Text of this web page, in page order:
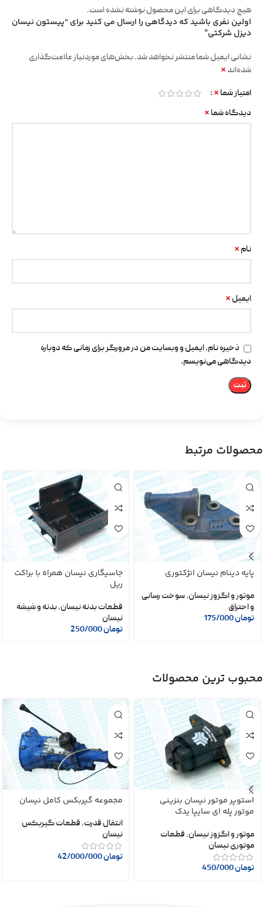
هیچ دیدگاهی برای این محصول نوشته نشده است.
اولین نفری باشید که دیدگاهی را ارسال می کنید برای “پیستون نیسان
دیزل شرکتی”
نشانی ایمیل شما منتشر نخواهد شد.بخش‌های موردنیاز علامت‌گذاری
شده‌اند *
امتیاز شما *
دیدگاه شما *
نام *
ایمیل *
ذخیره نام، ایمیل و وبسایت من در مرورگر برای زمانی که دوباره
دیدگاهی می‌نویسم.
محصولات مرتبط
پایه دینام نیسان انژکتوری
موتور و اگزوز نیسان,سوخت رسانی
و احتراق
تومان
جاسیگاری نیسان همراه با براکت
ریل
قطعات بدنه نیسان,بدنه و شیشه
نیسان
تومان
محبوب ترین محصولات
استوپر موتور نیسان بنزینی
موتور پله ای سایپا یدک
موتور و اگزوز نیسان, قطعات
موتوری نیسان
تومان
مجموعه گیربکس کامل نیسان
انتقال قدرت, قطعات گیربکس
نیسان
تومان